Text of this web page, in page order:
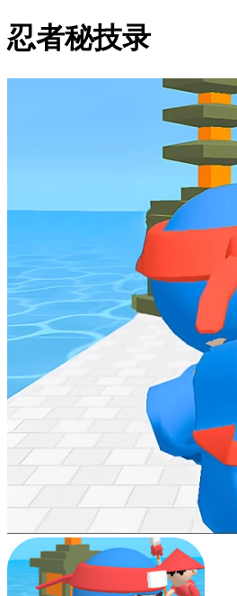
忍者秘技录